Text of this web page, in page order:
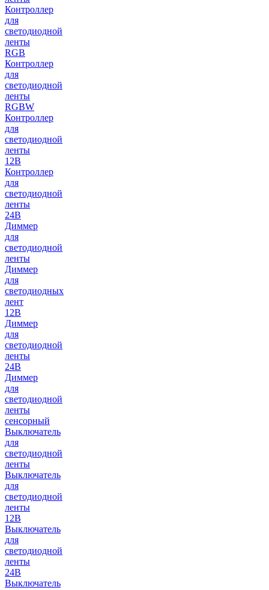
Контроллер
для
светодиодной
ленты
RGB
Контроллер
для
светодиодной
ленты
RGBW
Контроллер
для
светодиодной
ленты
12В
Контроллер
для
светодиодной
ленты
24В
Диммер
для
светодиодной
ленты
Диммер
для
светодиодных
лент
12В
Диммер
для
светодиодной
ленты
24В
Диммер
для
светодиодной
ленты
сенсорный
Выключатель
для
светодиодной
ленты
Выключатель
для
светодиодной
ленты
12В
Выключатель
для
светодиодной
ленты
24В
Выключатель